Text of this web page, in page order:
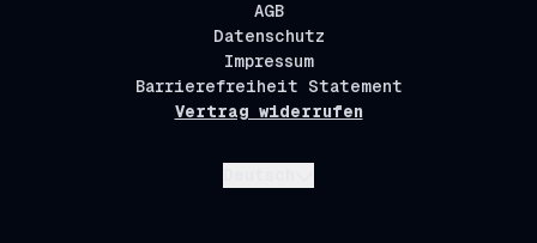
AGB
Datenschutz
Impressum
Barrierefreiheit Statement
Vertrag widerrufen